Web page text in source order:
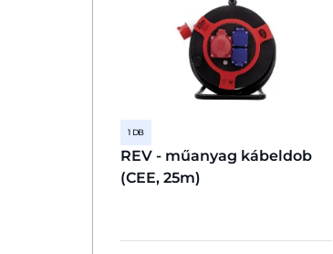
1 DB
REV - műanyag kábeldob
(CEE, 25m)